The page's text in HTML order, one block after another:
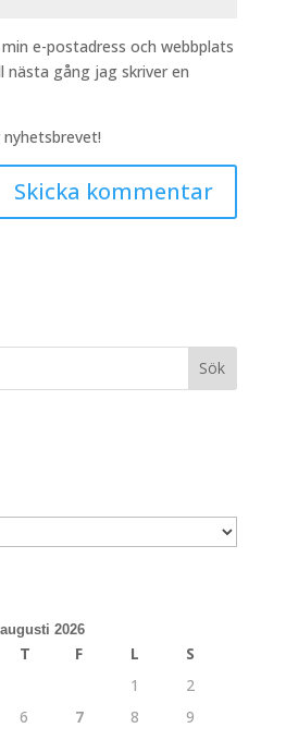
e-postadress och webbplats
nästa gång jag skriver en
Sök
augusti 2026
T F L
S
1
2
6 7 8
9